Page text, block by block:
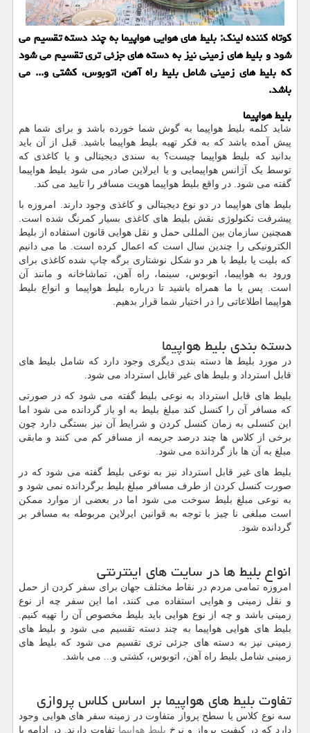
کوتاه کننده لینک: بلیط های هوایی هواپیما به چند دسته تقسیم می
شود و بلیط های زمینی نیز به دسته های جزئی تری تقسیم می شود
که بلیط های زمینی شامل بلیط راه آهن، اتوبوس، کشتی و... می
باشد.
بلیط هواپیما
شاید کلمه بلیط هواپیما به گوش شما خورده باشد و برای شما هم
پیش آمده باشد که به فکر تهیه بلیط هواپیما باشید. قبل از آن باید
بدانید که بلیط هواپیما چیست؟ به سندی دیجیتالی و یا کاغذی که
توسط یک آژانس هواپیمایی و یا ایرلاین صادر می شود بلیط هواپیما
گفته می شود. در واقع بلیط هواپیما هویت مسافر را تایید می کند.
بلیط های هواپیما در دو نوع دیجیتالی و کاغذی وجود دارند. امروزه با
پیشرفت تکنولوژی نقش بلیط های کاغذی بسیار کمرنگ شده است.
همچنین سازمان بین المللی حمل و نقل هوایی قانون استفاده از بلیط
الکترونیکی را چندین سال است که اعمال کرده است. ما می دانیم
که بلیت یا بلیط با هر دو شکل نوشتاری برگه چاپ شده کاغذی برای
ورود به هواپیما، اتوبوس، سینما، راه آهن، تماشاخانه و مانند آن
است. پس با ما همراه باشید تا درباره بلیط هواپیما و انواع بلیط
هواپیما اطلاعاتی را در اختیار شما قرار بدهیم.
دسته بندی بلیط هواپیما
در مورد بلیط ها دسته بندی دیگری وجود دارد که شامل بلیط های
قابل استرداد و بلیط های غیر قابل استرداد می شود.
بلیط های قابل استرداد به نوعی بلیط گفته می شود که در صورتی
که مسافر آن را کنسل کند مبلغ بلیط به او باز گردانده می شود اما
این کنسلی به زمان کنسل کردن و شرایط آن نیز بستگی دارد چون
برخی از کلاس ها چند درصد جریمه از مسافر کم می کنند و مابقی
مبلغ به آن ها باز گردانده می شود.
بلیط های غیر قابل استرداد نیز به نوعی بلیط گفته می شود که در
صورت کنسل کردن از طرف مسافر مبلغ بلیط برگردانده نمی شود و
به نوعی مبلغ بلیط سوخت می شود اما در بعضی از موارد ممکن
است مبلغی نا چیز با توجه به قوانین ایرلاین مربوطه به مسافر بر
گردانده شود.
انواع بلیط ها در سایت های اینترنتی
امروزه تمامی مردم در نقاط مختلف جهان برای سفر کردن از حمل
و نقل زمینی و هوایی استفاده می کنند، اما این سفر چه از نوع
زمینی باشد و چه از نوع هوایی باید بلیط مخصوص آن را تهیه کنیم.
بلیط های هوایی هواپیما به چند دسته تقسیم می شود و بلیط های
زمینی نیز به دسته های جزئی تری تقسیم می شود که بلیط های
زمینی شامل بلیط راه آهن، اتوبوس، کشتی و... می باشد.
تفاوت بلیط های هواپیما بر اساس کلاس پروازی
سه نوع کلاس یا سطح پرواز متفاوت در زمینه سفر های هوایی وجود
دارد که در کیفیت پرواز و نرخ بلیط هواپیما تفاوت دارند. در ادامه با